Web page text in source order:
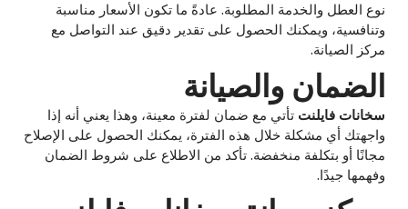
نوع العطل والخدمة المطلوبة. عادةً ما تكون الأسعار مناسبة
وتنافسية، ويمكنك الحصول على تقدير دقيق عند التواصل مع
مركز الصيانة.
الضمان والصيانة
سخانات فايلنت تأتي مع ضمان لفترة معينة، وهذا يعني أنه إذا
واجهتك أي مشكلة خلال هذه الفترة، يمكنك الحصول على الإصلاح
مجانًا أو بتكلفة منخفضة. تأكد من الاطلاع على شروط الضمان
وفهمها جيدًا.